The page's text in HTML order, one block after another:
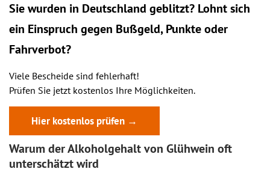
Sie wurden in Deutschland geblitzt? Lohnt sich
ein Einspruch gegen Bußgeld, Punkte oder
Fahrverbot?
Viele Bescheide sind fehlerhaft!
Prüfen Sie jetzt kostenlos Ihre Möglichkeiten.
Hier kostenlos prüfen →
Warum der Alkoholgehalt von Glühwein oft
unterschätzt wird